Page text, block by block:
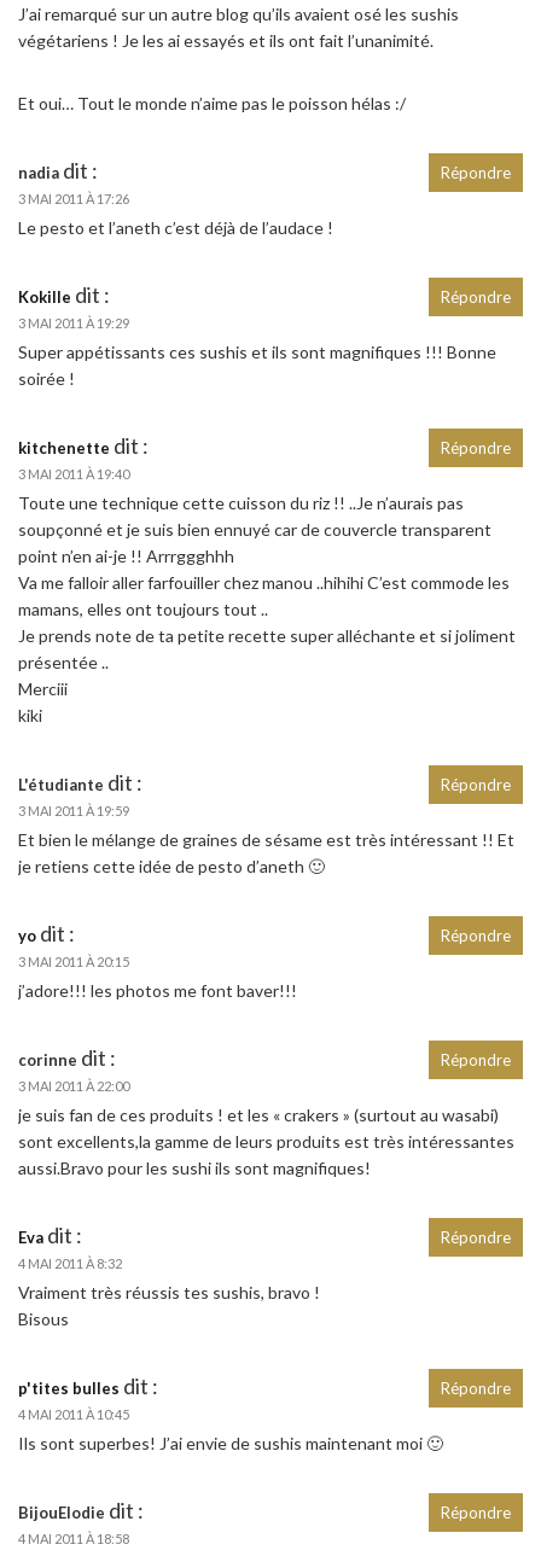
J’ai remarqué sur un autre blog qu’ils avaient osé les sushis
végétariens ! Je les ai essayés et ils ont fait l’unanimité.
Et oui… Tout le monde n’aime pas le poisson hélas :/
nadia dit :
3 MAI 2011 À 17:26
Le pesto et l’aneth c’est déjà de l’audace !
Répondre
Kokille dit :
3 MAI 2011 À 19:29
Super appétissants ces sushis et ils sont magnifiques !!! Bonne
soirée !
Répondre
kitchenette dit :
3 MAI 2011 À 19:40
Toute une technique cette cuisson du riz !! ..Je n’aurais pas
soupçonné et je suis bien ennuyé car de couvercle transparent
point n’en ai-je !! Arrrggghhh
Va me falloir aller farfouiller chez manou ..hihihi C’est commode les
mamans, elles ont toujours tout ..
Je prends note de ta petite recette super alléchante et si joliment
présentée ..
Merciii
kiki
Répondre
L'étudiante dit :
3 MAI 2011 À 19:59
Et bien le mélange de graines de sésame est très intéressant !! Et
je retiens cette idée de pesto d’aneth 🙂
Répondre
yo dit :
3 MAI 2011 À 20:15
j’adore!!! les photos me font baver!!!
Répondre
corinne dit :
3 MAI 2011 À 22:00
je suis fan de ces produits ! et les « crakers » (surtout au wasabi)
sont excellents,la gamme de leurs produits est très intéressantes
aussi.Bravo pour les sushi ils sont magnifiques!
Répondre
Eva dit :
4 MAI 2011 À 8:32
Vraiment très réussis tes sushis, bravo !
Bisous
Répondre
p'tites bulles dit :
4 MAI 2011 À 10:45
Ils sont superbes! J’ai envie de sushis maintenant moi 🙂
Répondre
BijouElodie dit :
4 MAI 2011 À 18:58
Répondre